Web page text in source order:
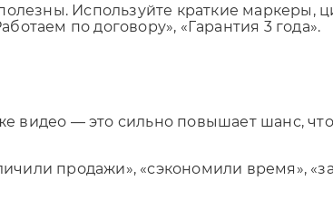
Используйте краткие маркеры,
по договору», «Гарантия 3 года».
— это сильно повышает шанс,
продажи», «сэкономили время»,